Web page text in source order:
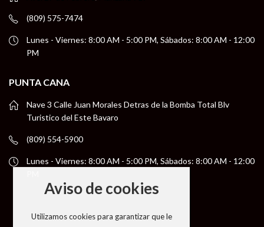
(809) 575-7474
Lunes - Viernes: 8:00 AM - 5:00 PM, Sábados: 8:00 AM - 12:00
PM
PUNTA CANA
Nave 3 Calle Juan Morales Detras de la Bomba Total Blv
Turistico del Este Bavaro
(809) 554-5900
Lunes - Viernes: 8:00 AM - 5:00 PM, Sábados: 8:00 AM - 12:00
Aviso de cookies
Utilizamos cookies para garantizar que le